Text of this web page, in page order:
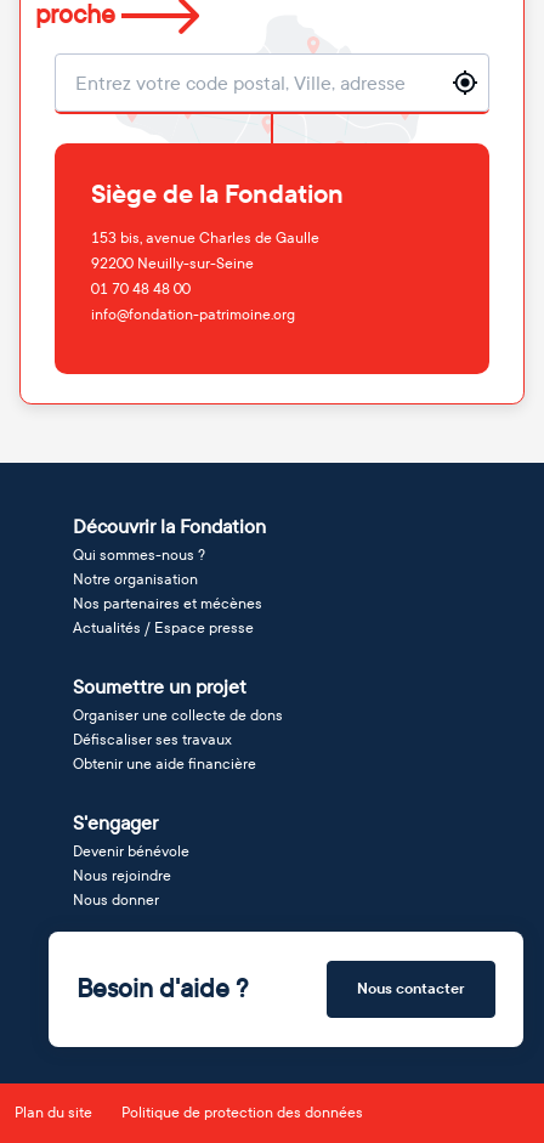
proche
Localisation
Siège de la Fondation
153 bis, avenue Charles de Gaulle
92200 Neuilly-sur-Seine
01 70 48 48 00
info@fondation-patrimoine.org
Découvrir la Fondation
Qui sommes-nous ?
Notre organisation
Nos partenaires et mécènes
Actualités / Espace presse
Soumettre un projet
Organiser une collecte de dons
Défiscaliser ses travaux
Obtenir une aide financière
S'engager
Devenir bénévole
Nous rejoindre
Nous donner
Besoin d'aide ? Nous contacter
Plan du site Politique de protection des données